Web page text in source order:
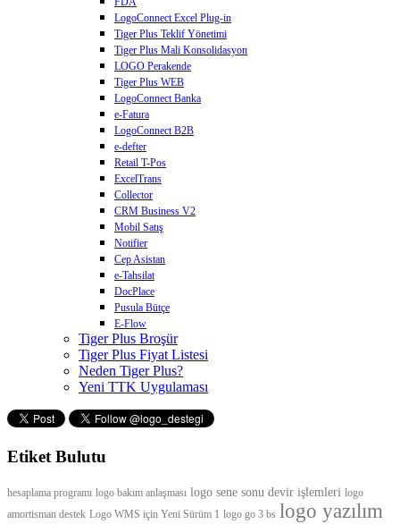
LogoConnect Excel Plug-in
Tiger Plus Teklif Yönetimi
Tiger Plus Mali Konsolidasyon
LOGO Perakende
Tiger Plus WEB
LogoConnect Banka
e-Fatura
LogoConnect B2B
e-defter
Retail T-Pos
ExcelTrans
Collector
CRM Business V2
Mobil Satış
Notifier
Cep Asistan
e-Tahsilat
DocPlace
Pusula Bütçe
E-Flow
Tiger Plus Broşür
Tiger Plus Fiyat Listesi
Neden Tiger Plus?
Yeni TTK Uygulaması
Etiket Bulutu
hesaplama programı logo bakım anlaşması logo sene sonu devir işlemleri logo
amortisman destek Logo WMS için Yeni Sürüm 1 logo go 3 bs logo yazılım